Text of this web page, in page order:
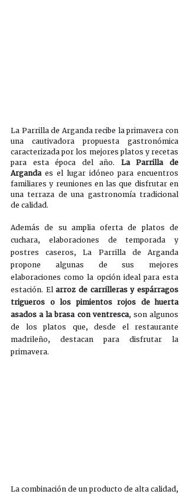
La Parrilla de Arganda recibe la primavera con
una cautivadora propuesta gastronómica
caracterizada por los mejores platos y recetas
para esta época del año. La Parrilla de
Arganda es el lugar idóneo para encuentros
familiares y reuniones en las que disfrutar en
una terraza de una gastronomía tradicional
de calidad.
Además de su amplia oferta de platos de
cuchara, elaboraciones de temporada y
postres caseros, La Parrilla de Arganda
propone algunas de sus mejores
elaboraciones como la opción ideal para esta
estación. El arroz de carrilleras y espárragos
trigueros o los pimientos rojos de huerta
asados a la brasa con ventresca, son algunos
de los platos que, desde el restaurante
madrileño, destacan para disfrutar la
primavera.
La combinación de un producto de alta calidad,